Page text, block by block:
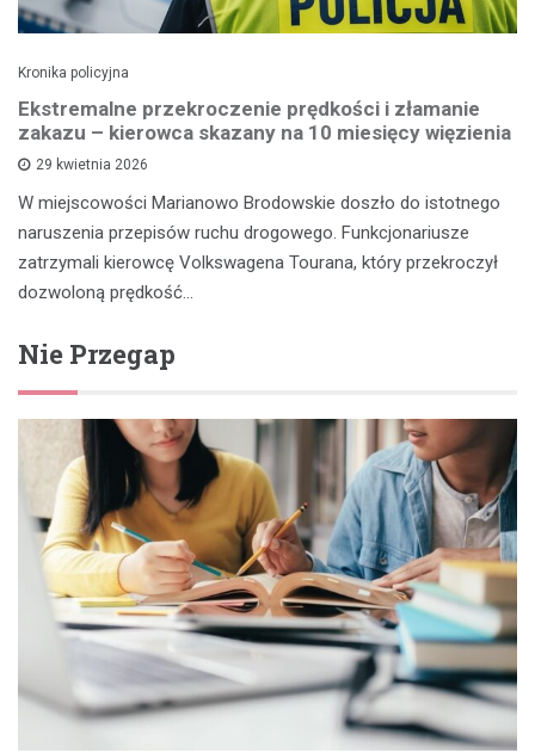
Kronika policyjna
Ekstremalne przekroczenie prędkości i złamanie
zakazu – kierowca skazany na 10 miesięcy więzienia
29 kwietnia 2026
W miejscowości Marianowo Brodowskie doszło do istotnego
naruszenia przepisów ruchu drogowego. Funkcjonariusze
zatrzymali kierowcę Volkswagena Tourana, który przekroczył
dozwoloną prędkość…
Nie Przegap